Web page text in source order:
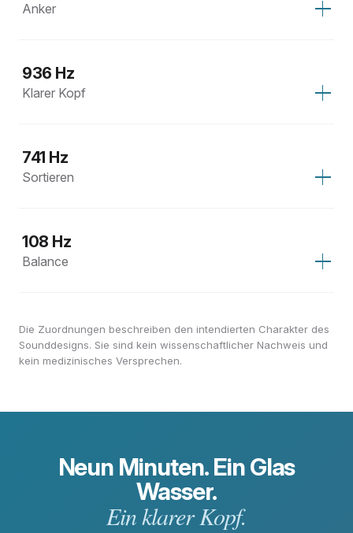
Anker
936 Hz
Klarer Kopf
741 Hz
Sortieren
108 Hz
Balance
Die Zuordnungen beschreiben den intendierten Charakter des
Sounddesigns. Sie sind kein wissenschaftlicher Nachweis und
kein medizinisches Versprechen.
Neun Minuten. Ein Glas
Wasser.
Ein klarer Kopf.